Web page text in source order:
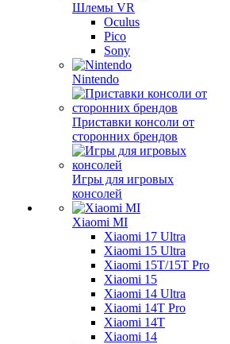
Шлемы VR
Oculus
Pico
Sony
Nintendo
Приставки консоли от
сторонних брендов
Игры для игровых
консолей
Xiaomi MI
Xiaomi 17 Ultra
Xiaomi 15 Ultra
Xiaomi 15T/15T Pro
Xiaomi 15
Xiaomi 14 Ultra
Xiaomi 14T Pro
Xiaomi 14T
Xiaomi 14